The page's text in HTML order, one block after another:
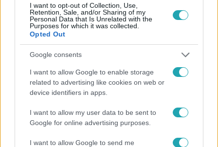
I want to opt-out of Collection, Use,
Retention, Sale, and/or Sharing of my
Personal Data that Is Unrelated with the
Purposes for which it was collected.
Opted Out
Google consents
I want to allow Google to enable storage
related to advertising like cookies on web or
device identifiers in apps.
I want to allow my user data to be sent to
Google for online advertising purposes.
I want to allow Google to send me
AYAHUASCA #TEASZEÁNSZ #RTL
Népszerű